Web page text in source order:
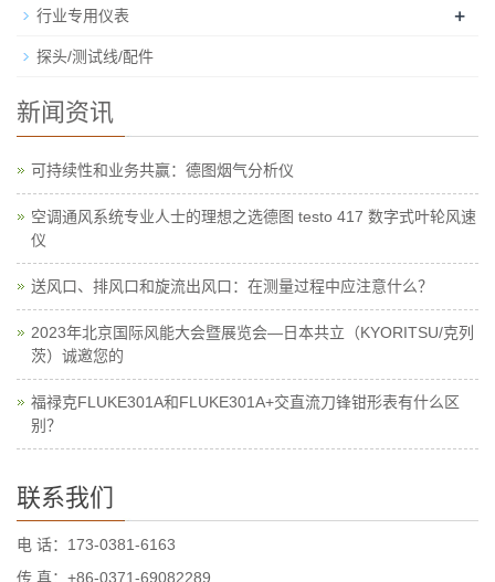
行业专用仪表 +
探头/测试线/配件
新闻资讯
可持续性和业务共赢：德图烟气分析仪
空调通风系统专业人士的理想之选德图 testo 417 数字式叶轮风速
仪
送风口、排风口和旋流出风口：在测量过程中应注意什么？
2023年北京国际风能大会暨展览会—日本共立（KYORITSU/克列
茨）诚邀您的
福禄克FLUKE301A和FLUKE301A+交直流刀锋钳形表有什么区
别？
联系我们
电 话：173-0381-6163
传 真：+86-0371-69082289